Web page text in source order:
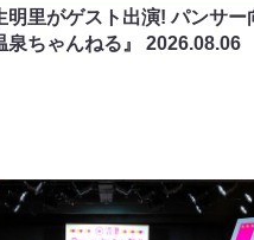
明里がゲスト出演! パンサー
泉ちゃんねる』2026.08.06